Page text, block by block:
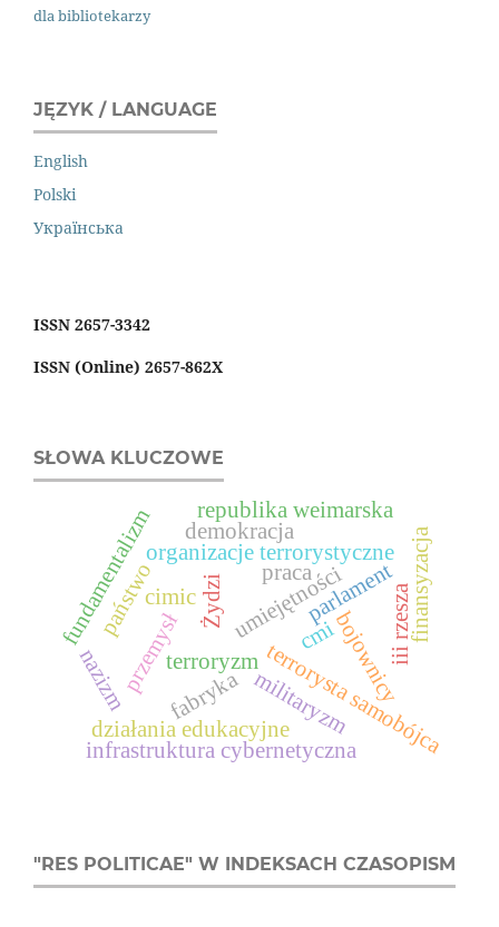
dla bibliotekarzy
JĘZYK / LANGUAGE
English
Polski
Українська
ISSN 2657-3342
ISSN (Online) 2657-862X
SŁOWA KLUCZOWE
Żydzi
przemysł
praca
umiejętności
fabryka
terroryzm terrorysta samobójca
organizacje terrorystyczne
fundamentalizm
bojownicy
finansyzacja
państwo
działania edukacyjne
infrastruktura cybernetyczna
parlament
demokracja
republika weimarska
militaryzm
iii rzesza
nazizm
cimic
cmi
"RES POLITICAE" W INDEKSACH CZASOPISM